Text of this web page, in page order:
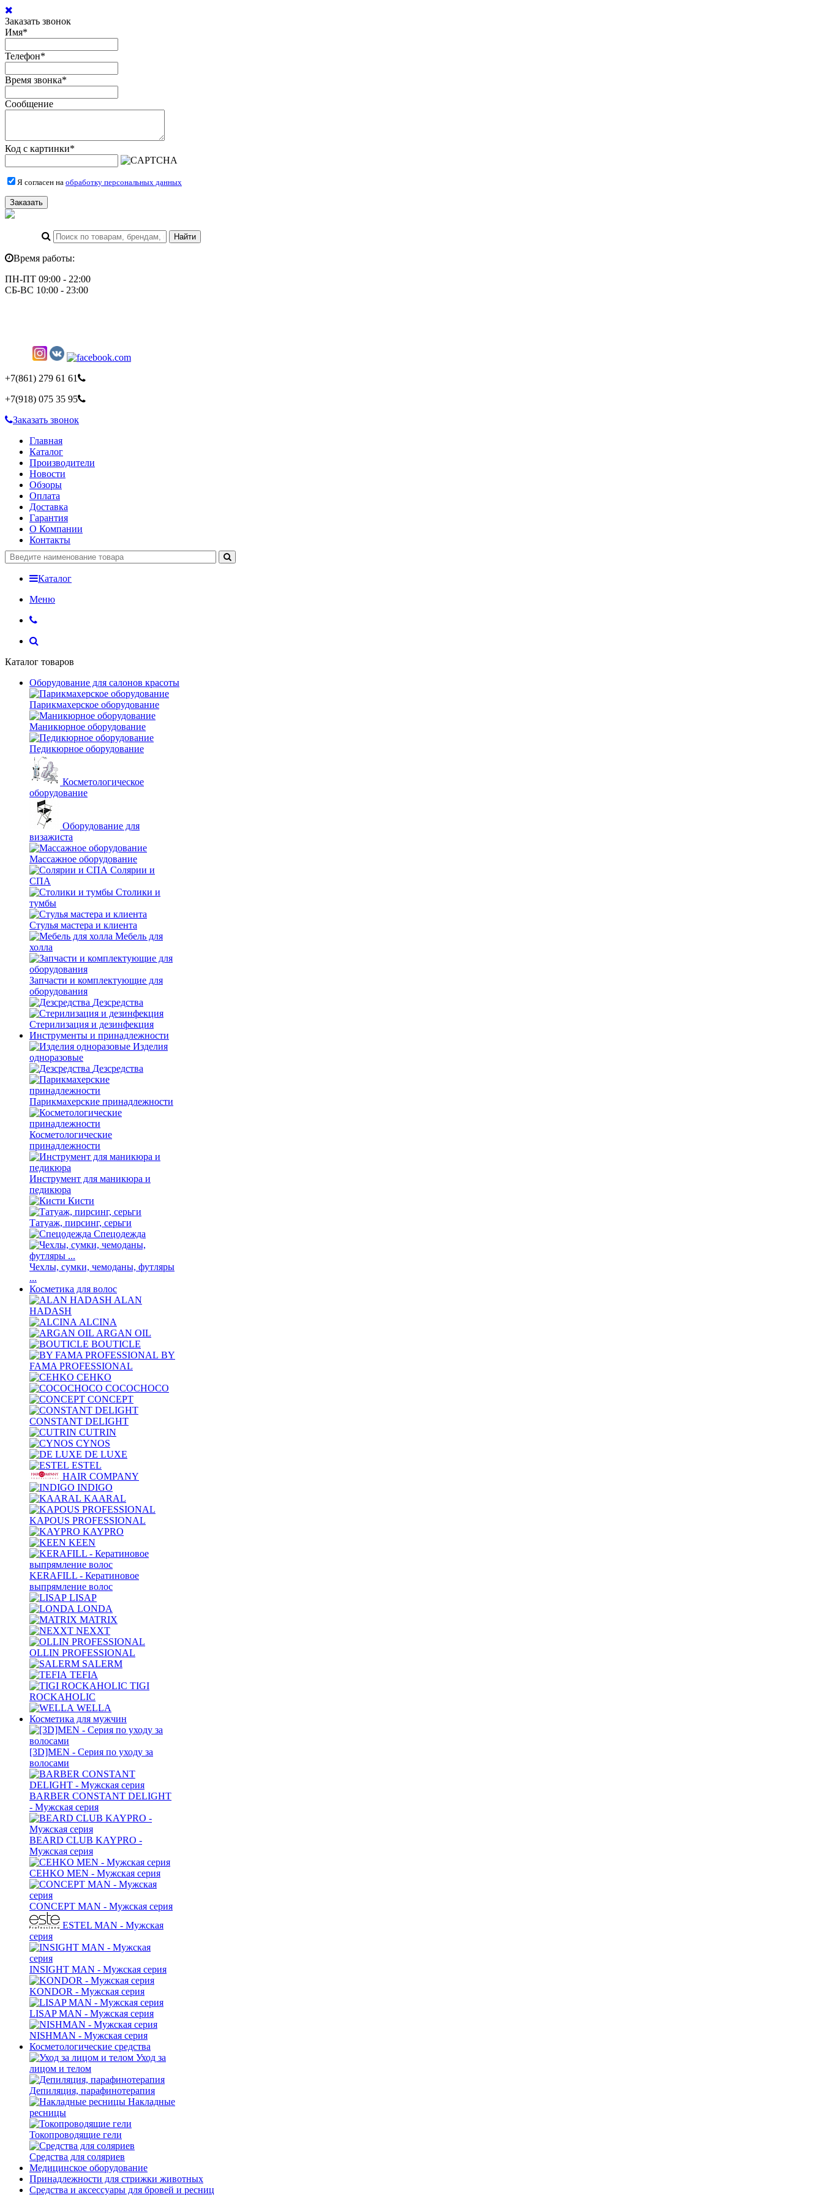
Заказать звонок
Имя*
Телефон*
Время звонка*
Сообщение
Код с картинки*
Я согласен на обработку персональных данных
Заказать
Время работы:
ПН-ПТ 09:00 - 22:00
СБ-ВС 10:00 - 23:00
+7(861) 279 61 61
+7(918) 075 35 95
Заказать звонок
Главная
Каталог
Производители
Новости
Обзоры
Оплата
Доставка
Гарантия
О Компании
Контакты
Каталог
Меню
Каталог товаров
Оборудование для салонов красоты
Парикмахерское оборудование
Маникюрное оборудование
Педикюрное оборудование
Косметологическое
оборудование
Оборудование для
визажиста
Массажное оборудование
Солярии и
СПА
Столики и
тумбы
Стулья мастера и клиента
Мебель для
холла
Запчасти и комплектующие для
оборудования
Дезсредства
Стерилизация и дезинфекция
Инструменты и принадлежности
Изделия
одноразовые
Дезсредства
Парикмахерские принадлежности
Косметологические
принадлежности
Инструмент для маникюра и
педикюра
Кисти
Татуаж, пирсинг, серьги
Спецодежда
Чехлы, сумки, чемоданы, футляры
...
Косметика для волос
ALAN
HADASH
ALCINA
ARGAN OIL
BOUTICLE
BY
FAMA PROFESSIONAL
CEHKO
COCOCHOCO
CONCEPT
CONSTANT DELIGHT
CUTRIN
CYNOS
DE LUXE
ESTEL
HAIR COMPANY
INDIGO
KAARAL
KAPOUS PROFESSIONAL
KAYPRO
KEEN
KERAFILL - Кератиновое
выпрямление волос
LISAP
LONDA
MATRIX
NEXXT
OLLIN PROFESSIONAL
SALERM
TEFIA
TIGI
ROCKAHOLIC
WELLA
Косметика для мужчин
[3D]MEN - Серия по уходу за
волосами
BARBER CONSTANT DELIGHT
- Мужская серия
BEARD CLUB KAYPRO -
Мужская серия
CEHKO MEN - Мужская серия
CONCEPT MAN - Мужская серия
ESTEL MAN - Мужская
серия
INSIGHT MAN - Мужская серия
KONDOR - Мужская серия
LISAP MAN - Мужская серия
NISHMAN - Мужская серия
Косметологические средства
Уход за
лицом и телом
Депиляция, парафинотерапия
Накладные
ресницы
Токопроводящие гели
Средства для соляриев
Медицинское оборудование
Принадлежности для стрижки животных
Средства и аксессуары для бровей и ресниц